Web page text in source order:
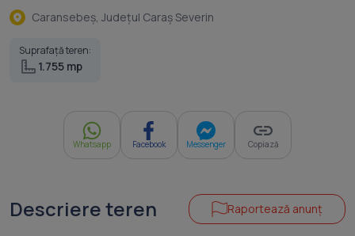
Caransebeş, Judeţul Caraş Severin
Suprafață teren:
1.755 mp
Whatsapp Facebook Messenger Copiază
Descriere teren Raportează anunț